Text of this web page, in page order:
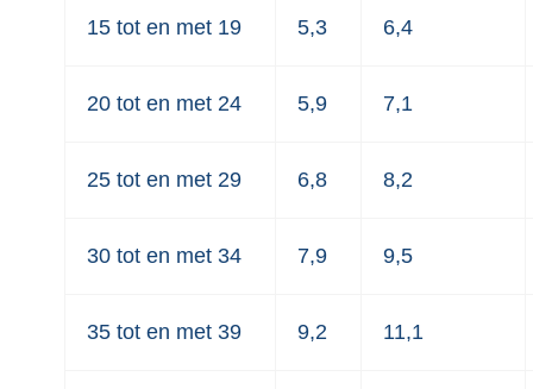
15 tot en met 19 5,3 6,4
20 tot en met 24 5,9 7,1
25 tot en met 29 6,8 8,2
30 tot en met 34 7,9 9,5
35 tot en met 39 9,2 11,1